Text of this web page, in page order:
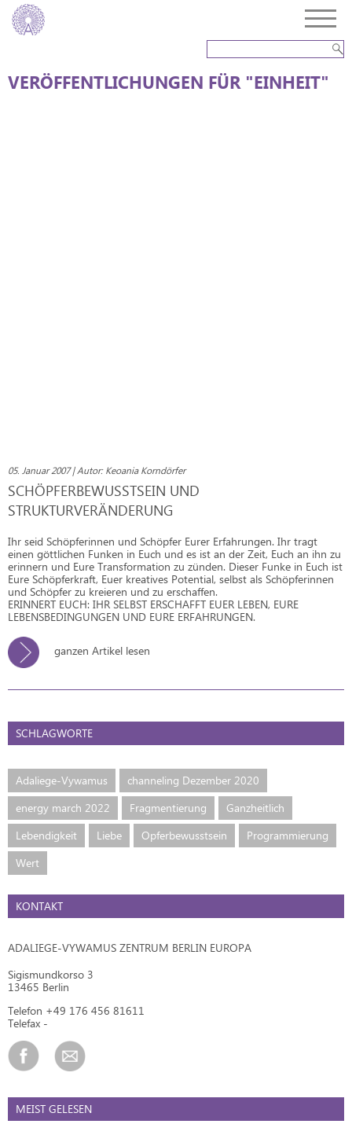
VERÖFFENTLICHUNGEN FÜR "EINHEIT"
05. Januar 2007 | Autor: Keoania Korndörfer
SCHÖPFERBEWUSSTSEIN UND
STRUKTURVERÄNDERUNG
Ihr seid Schöpferinnen und Schöpfer Eurer Erfahrungen. Ihr tragt
einen göttlichen Funken in Euch und es ist an der Zeit, Euch an ihn zu
erinnern und Eure Transformation zu zünden. Dieser Funke in Euch ist
Eure Schöpferkraft, Euer kreatives Potential, selbst als Schöpferinnen
und Schöpfer zu kreieren und zu erschaffen.
ERINNERT EUCH: IHR SELBST ERSCHAFFT EUER LEBEN, EURE
LEBENSBEDINGUNGEN UND EURE ERFAHRUNGEN.
ganzen Artikel lesen
SCHLAGWORTE
Adaliege-Vywamus
channeling Dezember 2020
energy march 2022
Fragmentierung
Ganzheitlich
Lebendigkeit
Liebe Opferbewusstsein
Programmierung
Wert
KONTAKT
ADALIEGE-VYWAMUS ZENTRUM BERLIN EUROPA
Sigismundkorso 3
13465 Berlin
Telefon +49 176 456 81611
Telefax -
MEIST GELESEN